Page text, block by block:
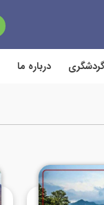
درباره ما